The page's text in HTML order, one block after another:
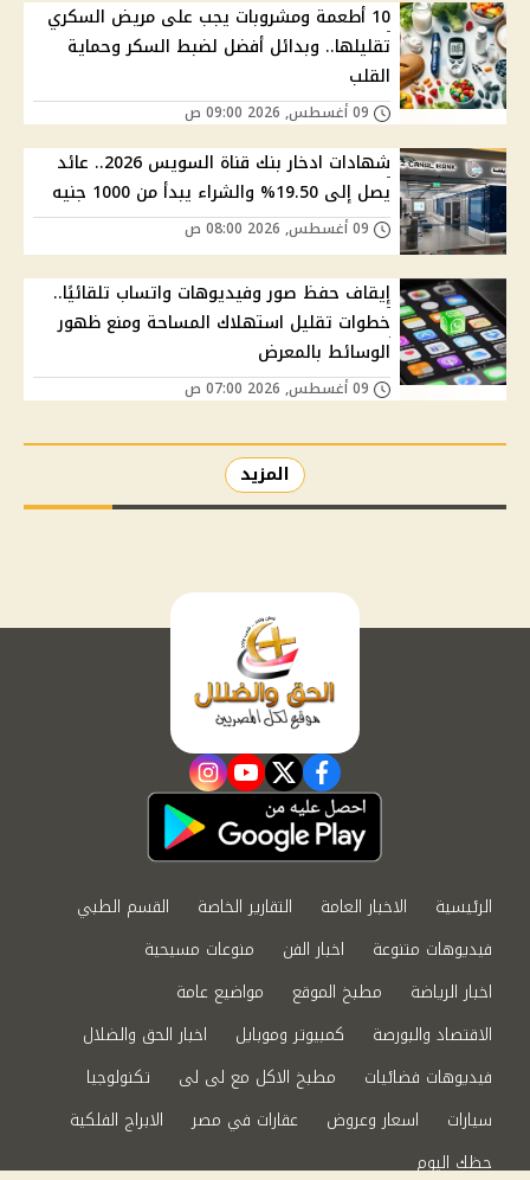
10 أطعمة ومشروبات يجب على مريض السكري
تقليلها.. وبدائل أفضل لضبط السكر وحماية
القلب
شهادات ادخار بنك قناة السويس 2026.. عائد
يصل إلى 19.50% والشراء يبدأ من 1000 جنيه
إيقاف حفظ صور وفيديوهات واتساب تلقائيًا..
خطوات تقليل استهلاك المساحة ومنع ظهور
الوسائط بالمعرض
المزيد
facebook
twitter
youtube
instagram
الرئيسية الاخبار العامة التقارير الخاصة
القسم الطبي
فيديوهات متنوعة
اخبار الفن
منوعات مسيحية
اخبار الرياضة
مطبخ الموقع
مواضيع عامة
الاقتصاد والبورصة
كمبيوتر وموبايل
اخبار الحق والضلال
فيديوهات فضائيات
مطبخ الاكل مع لى لى
تكنولوجيا
سيارات
اسعار وعروض عقارات في مصر
الابراج الفلكية
حظك اليوم